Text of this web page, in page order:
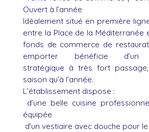
Ouvert à l’année
Idéalement situé en première
entre la Place de la Méditerranée
fonds de commerce de
emporter bénéficie d’un
stratégique à très fort
saison qu’à l’année.
L’établissement dispose :
d’une belle cuisine
équipée
d’un vestiaire avec douche pour